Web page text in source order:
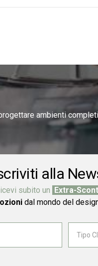
ambienti
alla
subito un Extra-
dal mondo del